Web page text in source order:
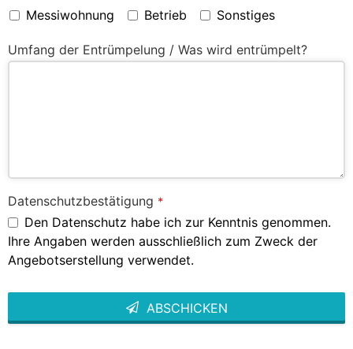
Messiwohnung
Betrieb Sonstiges
Umfang der Entrümpelung / Was wird entrümpelt?
Datenschutzbestätigung *
Den Datenschutz habe ich zur Kenntnis genommen.
Ihre Angaben werden ausschließlich zum Zweck der
Angebotserstellung verwendet.
ABSCHICKEN